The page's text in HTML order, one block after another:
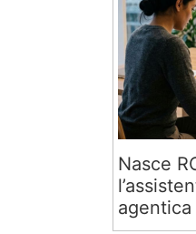
Nasce
agentica